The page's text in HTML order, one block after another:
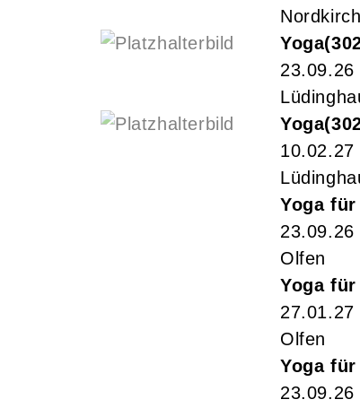
Yoga
Yoga
Yoga
Olfen
Yoga
Olfen
Yoga